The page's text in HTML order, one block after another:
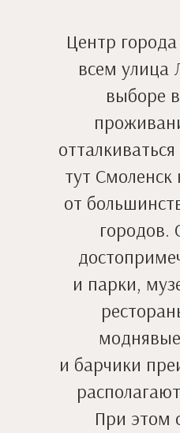
Центр
всем улица
выборе
тут Смоленск
от
городов.
и парки,
и барчики
При этом